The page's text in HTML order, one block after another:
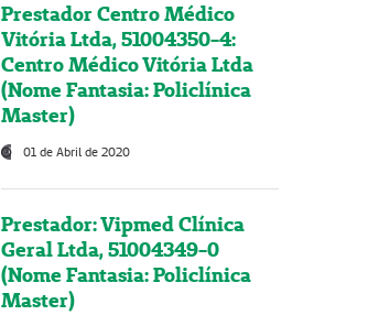
Prestador Centro Médico
Vitória Ltda, 51004350-4:
Centro Médico Vitória Ltda
(Nome Fantasia: Policlínica
Master)
01 de Abril de 2020
Prestador: Vipmed Clínica
Geral Ltda, 51004349-0
(Nome Fantasia: Policlínica
Master)